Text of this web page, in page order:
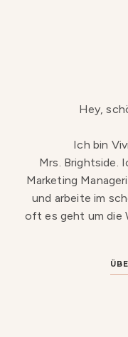
Hey,
Ich bin
Mrs. Brightside.
Marketing
und arbeite im
oft es geht um die